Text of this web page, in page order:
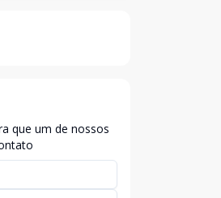
que um de nossos